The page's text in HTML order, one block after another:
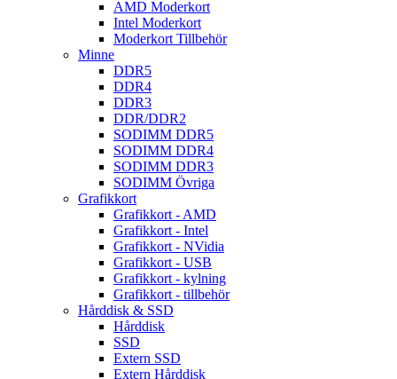
AMD Moderkort
Intel Moderkort
Moderkort Tillbehör
Minne
DDR5
DDR4
DDR3
DDR/DDR2
SODIMM DDR5
SODIMM DDR4
SODIMM DDR3
SODIMM Övriga
Grafikkort
Grafikkort - AMD
Grafikkort - Intel
Grafikkort - NVidia
Grafikkort - USB
Grafikkort - kylning
Grafikkort - tillbehör
Hårddisk & SSD
Hårddisk
SSD
Extern SSD
Extern Hårddisk